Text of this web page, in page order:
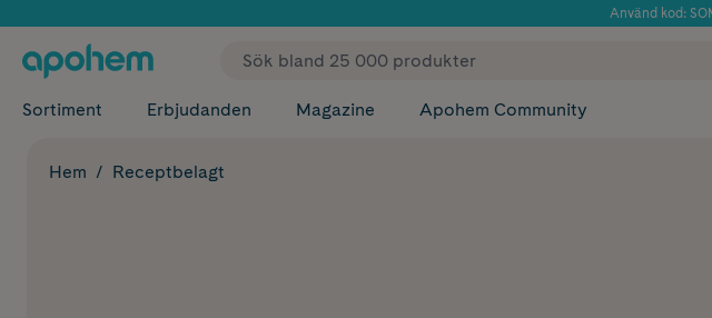
Använd kod:
✓ Fri frakt
Sortiment Erbjudanden Magazine Apohem Community
Hem Receptbelagt